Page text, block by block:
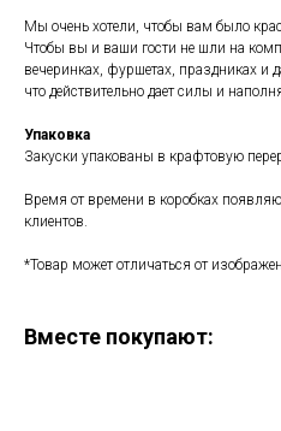
Мы очень хотели, чтобы вам было
Чтобы вы и ваши гости не шли на
вечеринках, фуршетах, праздниках и
что действительно дает силы и
Упаковка
Закуски упакованы в крафтовую
Время от времени в коробках
клиентов.
*Товар может отличаться от
Вместе покупают: